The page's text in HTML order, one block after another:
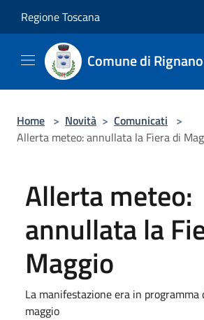
Regione Toscana
Comune di
Home > Novità > Comunicati >
Allerta meteo: annullata la Fiera di
Allerta meteo:
annullata la
Maggio
La manifestazione era in programma
maggio